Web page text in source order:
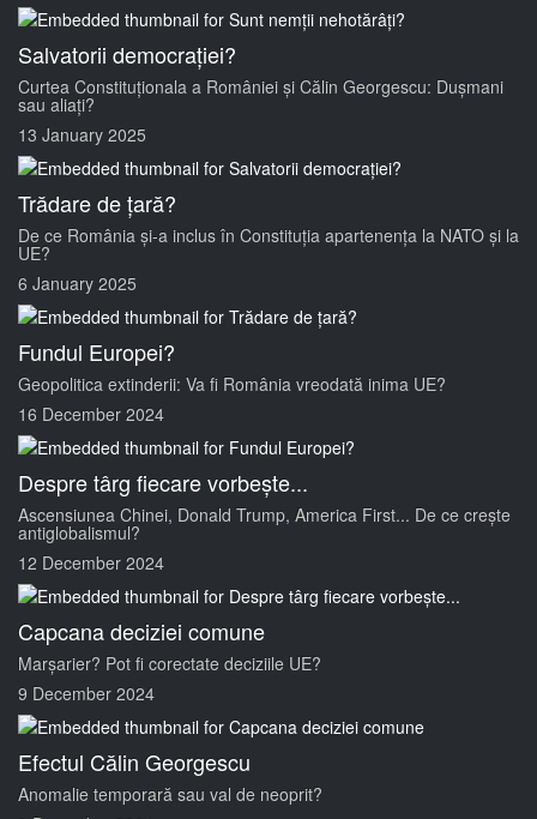
Salvatorii democrației?
Curtea Constituționala a României și Călin Georgescu: Dușmani
sau aliați?
13 January 2025
Trădare de țară?
De ce România și-a inclus în Constituția apartenența la NATO și la
UE?
6 January 2025
Fundul Europei?
Geopolitica extinderii: Va fi România vreodată inima UE?
16 December 2024
Despre târg fiecare vorbește...
Ascensiunea Chinei, Donald Trump, America First... De ce crește
antiglobalismul?
12 December 2024
Capcana deciziei comune
Marșarier? Pot fi corectate deciziile UE?
9 December 2024
Efectul Călin Georgescu
Anomalie temporară sau val de neoprit?